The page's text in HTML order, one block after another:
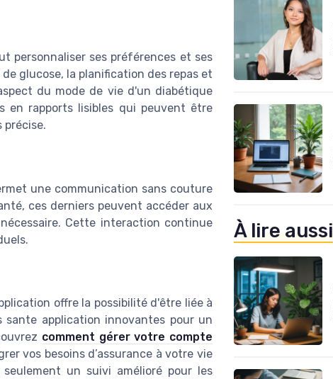
personnaliser ses préférences et ses
glucose, la planification des repas et
du mode de vie d'un diabétique
en rapports lisibles qui peuvent être
précise.
une communication sans couture
ces derniers peuvent accéder aux
Cette interaction continue
offre la possibilité d'être liée à
application innovantes pour un
comment gérer votre compte
vos besoins d’assurance à votre vie
un suivi amélioré pour les
À lire aussi